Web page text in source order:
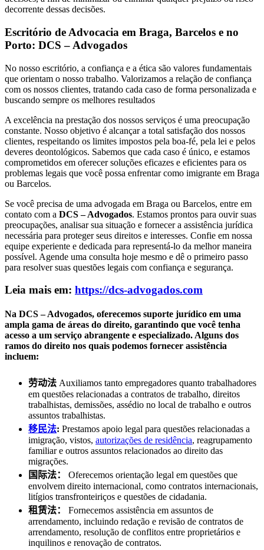
decorrente dessas decisões.
Escritório de Advocacia em Braga, Barcelos e no
Porto: DCS – Advogados
No nosso escritório, a confiança e a ética são valores fundamentais
que orientam o nosso trabalho. Valorizamos a relação de confiança
com os nossos clientes, tratando cada caso de forma personalizada e
buscando sempre os melhores resultados
A excelência na prestação dos nossos serviços é uma preocupação
constante. Nosso objetivo é alcançar a total satisfação dos nossos
clientes, respeitando os limites impostos pela boa-fé, pela lei e pelos
deveres deontológicos. Sabemos que cada caso é único, e estamos
comprometidos em oferecer soluções eficazes e eficientes para os
problemas legais que você possa enfrentar como imigrante em Braga
ou Barcelos.
Se você precisa de uma advogada em Braga ou Barcelos, entre em
contato com a DCS – Advogados. Estamos prontos para ouvir suas
preocupações, analisar sua situação e fornecer a assistência jurídica
necessária para proteger seus direitos e interesses. Confie em nossa
equipe experiente e dedicada para representá-lo da melhor maneira
possível. Agende uma consulta hoje mesmo e dê o primeiro passo
para resolver suas questões legais com confiança e segurança.
Leia mais em: https://dcs-advogados.com
Na DCS – Advogados, oferecemos suporte jurídico em uma
ampla gama de áreas do direito, garantindo que você tenha
acesso a um serviço abrangente e especializado. Alguns dos
ramos do direito nos quais podemos fornecer assistência
incluem:
劳动法 Auxiliamos tanto empregadores quanto trabalhadores
em questões relacionadas a contratos de trabalho, direitos
trabalhistas, demissões, assédio no local de trabalho e outros
assuntos trabalhistas.
移民法: Prestamos apoio legal para questões relacionadas a
imigração, vistos, autorizações de residência, reagrupamento
familiar e outros assuntos relacionados ao direito das
migrações.
国际法：
Oferecemos orientação legal em questões que
envolvem direito internacional, como contratos internacionais,
litígios transfronteiriços e questões de cidadania.
租赁法：
Fornecemos assistência em assuntos de
arrendamento, incluindo redação e revisão de contratos de
arrendamento, resolução de conflitos entre proprietários e
inquilinos e renovação de contratos.